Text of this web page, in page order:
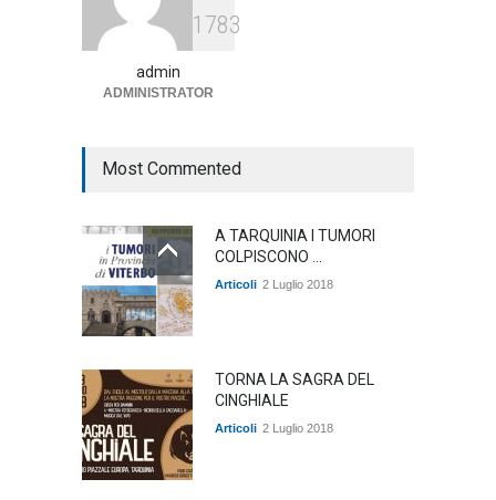
mezzo insuccesso
1783
admin
ADMINISTRATOR
Most Commented
A TARQUINIA I TUMORI
COLPISCONO ...
Articoli 2 Luglio 2018
TORNA LA SAGRA DEL
CINGHIALE
Articoli 2 Luglio 2018